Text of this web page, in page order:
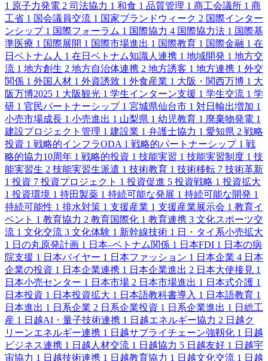
1 原子力発電 2 司法協力 1 和食 1 品質管理 1 商工会議所 1 商
工省 1 国会議員交流 1 国家ブランドウィーク 2 国際インター
ンシップ 1 国際フォーラム 1 国際協力 4 国際協力法 1 国際基
準医療 1 国際展開 1 国際市場進出 1 国際教育 1 国際金融 1 在
日ベトナム人 1 在日ベトナム知識人連携 1 地域開発 1 地方交
流 1 地方創生 2 地方自治体連携 2 地方誘客 1 地方連携 1 外交
関係 1 外国人材 1 外資誘致 1 外食産業 1 大阪・関西万博 1 大
阪万博2025 1 大阪観光 1 学生インターン支援 1 学生交流 1 学
研 1 官民パートナーシップ 1 宮城県仙台市 1 対日輸出増加 1
小売市場成長 1 小売進出 1 山梨県 1 幼児教育 1 廃棄物発電 1
建設プロジェクト管理 1 建設業 1 弁護士協力 1 愛知県 2 戦略
投資 1 戦略的インフラODA 1 戦略的パートナーシップ 1 戦
略的協力10周年 1 戦略的投資 1 技能実習 1 技能実習制度 1 技
能実習生 2 技能実習生派遣 1 技術教育 1 技術移転 7 技術革新
1 投資 7 投資プロジェクト 1 投資促進 5 投資戦略 1 投資拡大
1 投資環境 1 持田製薬 1 持続可能な発展 1 持続可能な開発 1
持続可能性 1 排水対策 1 支援産業 1 支援産業展示会 1 教育イ
ベント 1 教育協力 2 教育国際化 1 教育連携 3 文化スポーツ交
流 1 文化交流 3 文化体験 1 新幹線技術 1 日・タイ系小売拡大
1 日の丸原発計画 1 日本–ベトナム関係 1 日本FDI 1 日本の病
院支援 1 日本バイヤー 1 日本ファッション 1 日本企業 4 日本
企業の投資 1 日本企業連携 1 日本企業進出 2 日本大使接見 1
日本小売センター 1 日本市場 2 日本市場進出 1 日本式介護 1
日本投資 1 日本投資拡大 1 日本語教科書導入 1 日本語教育 1
日本進出 1 日系企業 2 日系企業投資 1 日系企業進出 1 日総工
産 1 日越AI・量子技術連携 1 日越エネルギー協力 2 日越ク
リーンエネルギー連携 1 日越サプライチェーン強靱化 1 日越
ビジネス連携 1 日越人材交流 1 日越協力 5 日越友好 1 日越宇
宙協力 1 日越技術連携 1 日越教育協力 1 日越文化交流 1 日越